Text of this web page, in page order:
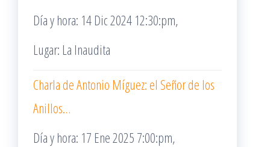
Día y hora: 14 Dic 2024 12:30:pm,
Lugar: La Inaudita
Charla de Antonio Míguez: el Señor de los
Anillos…
Día y hora: 17 Ene 2025 7:00:pm,